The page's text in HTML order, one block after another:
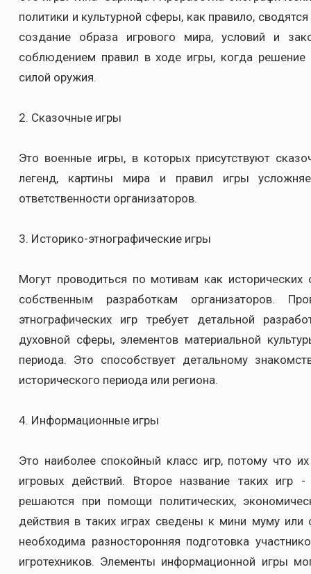
политики и культурной сферы, как правило,
создание образа игрового мира, условий и
соблюдением правил в ходе игры, когда решение
силой оружия.
2. Сказочные игры
Это военные игры, в которых присутствуют
легенд, картины мира и правил игры
ответственности организаторов.
3. Историко-этнографические игры
Могут проводиться по мотивам как
собственным разработкам организаторов.
этнографических игр требует детальной
духовной сферы, элементов материальной
периода. Это способствует детальному
исторического периода или региона.
4. Информационные игры
Это наиболее спокойный класс игр, потому что
игровых действий. Второе название таких игр
решаются при помощи политических,
действия в таких играх сведены к мини муму или
необходима разносторонняя подготовка
игротехников. Элементы информационной игры